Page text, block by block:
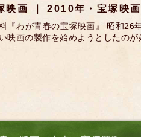
映画 ｜ 2010年・宝塚映
『わが青春の宝塚映画』 昭和26
映画の製作を始めようとしたの